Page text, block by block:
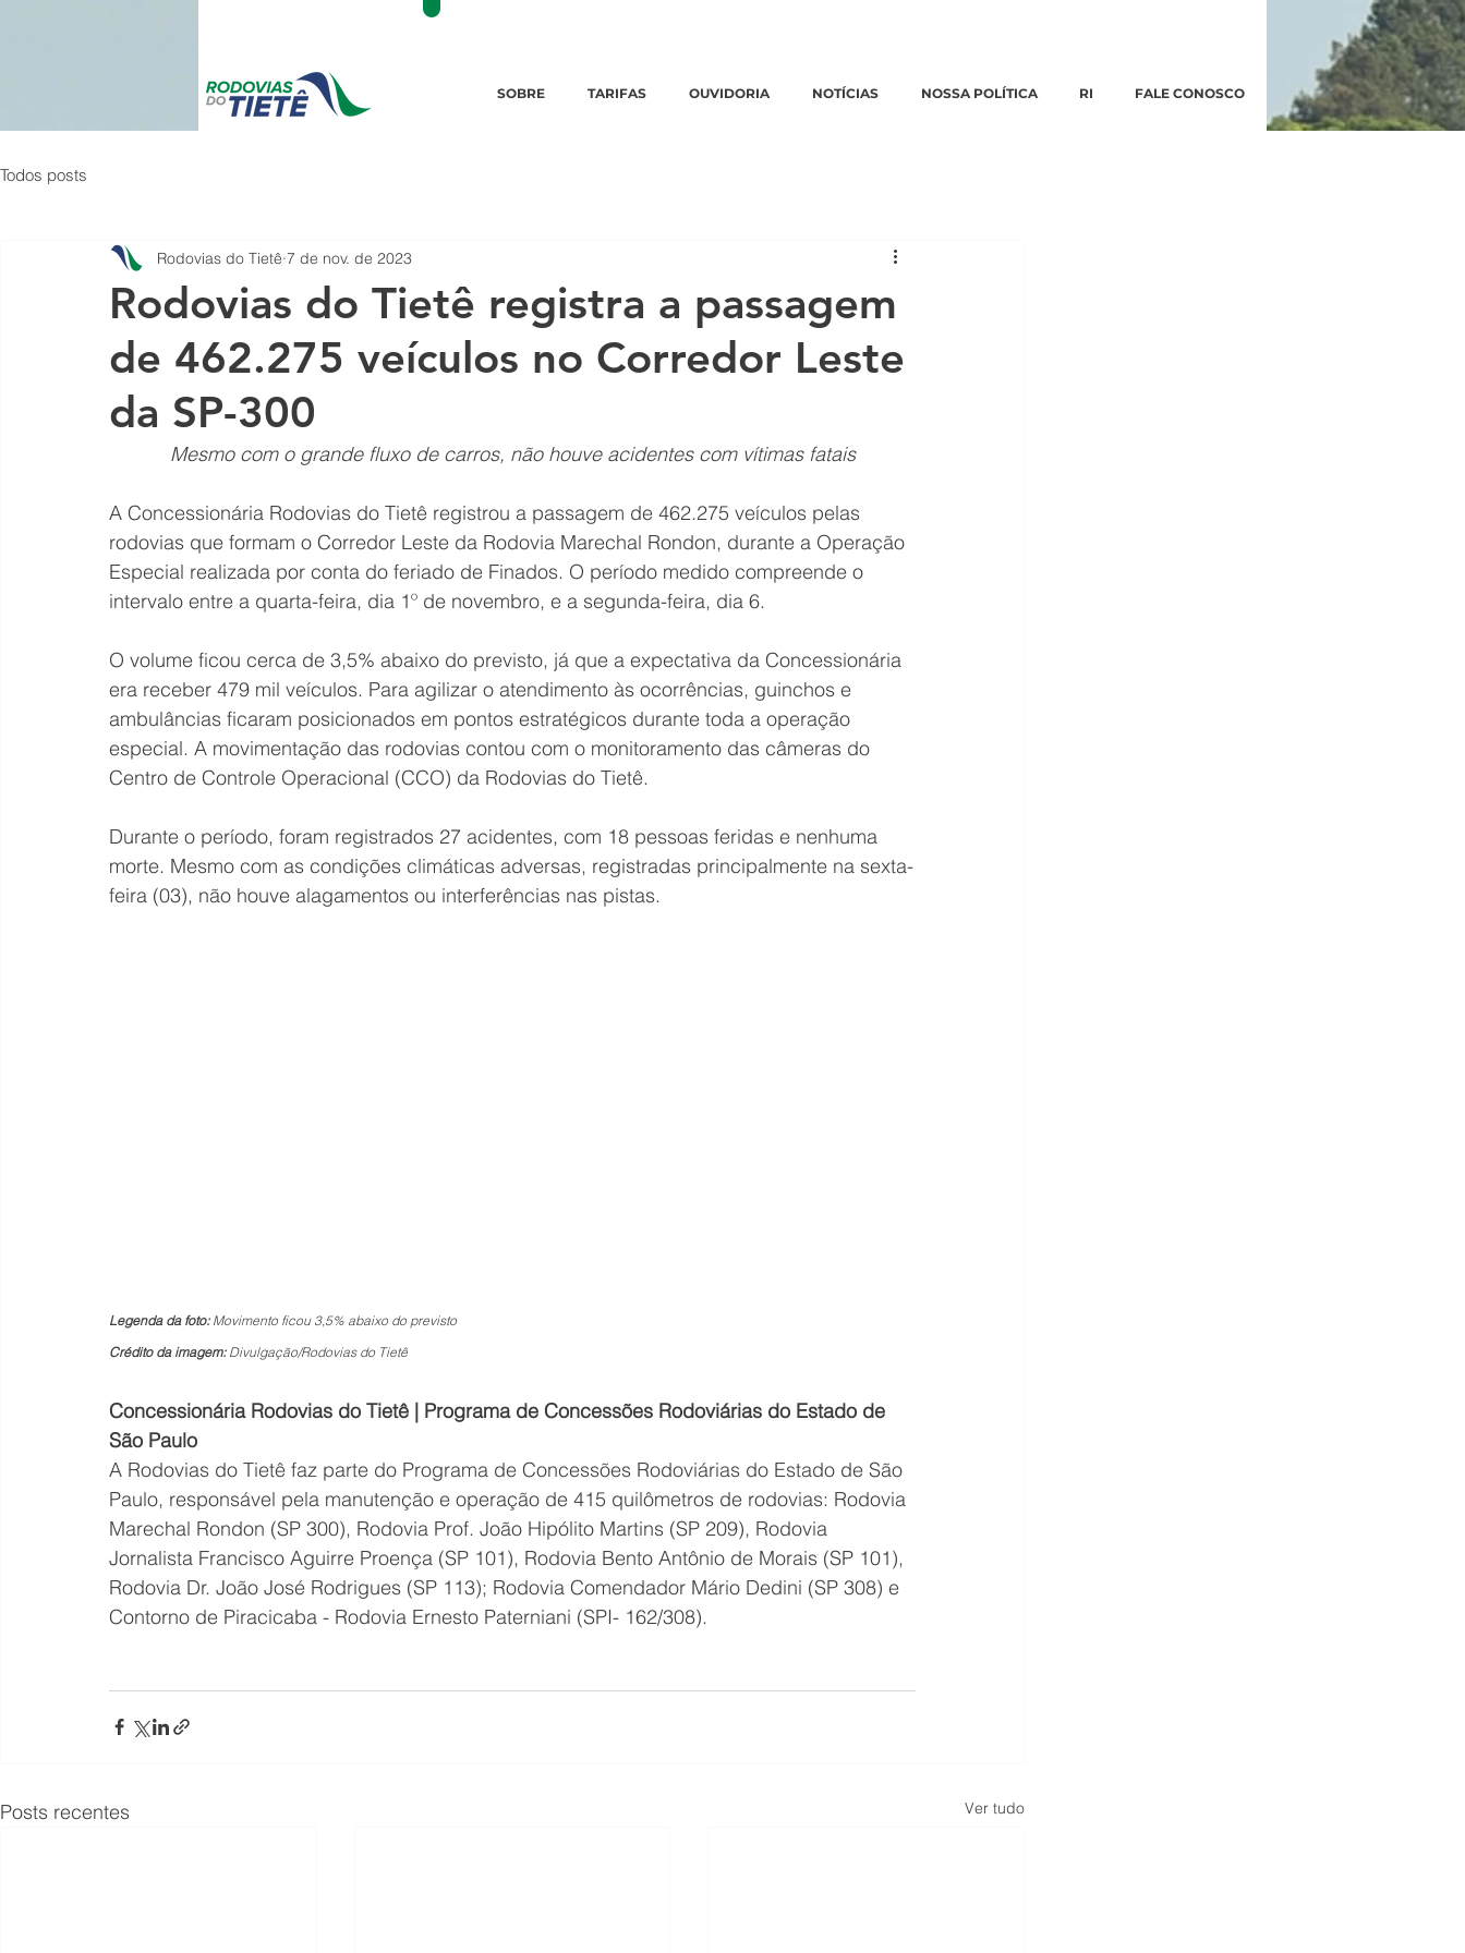
SOBRE TARIFAS OUVIDORIA NOTÍCIAS NOSSA POLÍTICA RI FALE CONOSCO
Todos posts
Rodovias do Tietê registra a passagem
de 462.275 veículos no Corredor Leste
da SP-300
Rodovias do Tietê 7 de nov. de 2023
Mesmo com o grande fluxo de carros, não houve acidentes com vítimas fatais
A Concessionária Rodovias do Tietê registrou a passagem de 462.275 veículos pelas
rodovias que formam o Corredor Leste da Rodovia Marechal Rondon, durante a Operação
Especial realizada por conta do feriado de Finados. O período medido compreende o
intervalo entre a quarta-feira, dia 1º de novembro, e a segunda-feira, dia 6.
O volume ficou cerca de 3,5% abaixo do previsto, já que a expectativa da Concessionária
era receber 479 mil veículos. Para agilizar o atendimento às ocorrências, guinchos e
ambulâncias ficaram posicionados em pontos estratégicos durante toda a operação
especial. A movimentação das rodovias contou com o monitoramento das câmeras do
Centro de Controle Operacional (CCO) da Rodovias do Tietê.
Durante o período, foram registrados 27 acidentes, com 18 pessoas feridas e nenhuma
morte. Mesmo com as condições climáticas adversas, registradas principalmente na sexta-
feira (03), não houve alagamentos ou interferências nas pistas.
Legenda da foto: Movimento ficou 3,5% abaixo do previsto
Crédito da imagem: Divulgação/Rodovias do Tietê
Concessionária Rodovias do Tietê | Programa de Concessões Rodoviárias do Estado de
São Paulo
A Rodovias do Tietê faz parte do Programa de Concessões Rodoviárias do Estado de São
Paulo, responsável pela manutenção e operação de 415 quilômetros de rodovias: Rodovia
Marechal Rondon (SP 300), Rodovia Prof. João Hipólito Martins (SP 209), Rodovia
Jornalista Francisco Aguirre Proença (SP 101), Rodovia Bento Antônio de Morais (SP 101),
Rodovia Dr. João José Rodrigues (SP 113); Rodovia Comendador Mário Dedini (SP 308) e
Contorno de Piracicaba - Rodovia Ernesto Paterniani (SPI- 162/308).
Posts recentes Ver tudo